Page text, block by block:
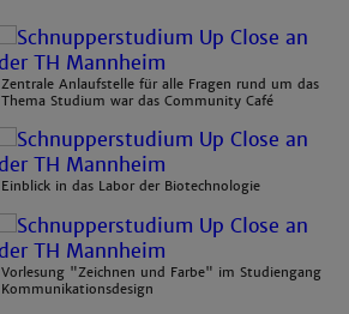
Zentrale Anlaufstelle für alle Fragen rund um das
Thema Studium war das Community Café
Einblick in das Labor der Biotechnologie
Vorlesung "Zeichnen und Farbe" im Studiengang
Kommunikationsdesign